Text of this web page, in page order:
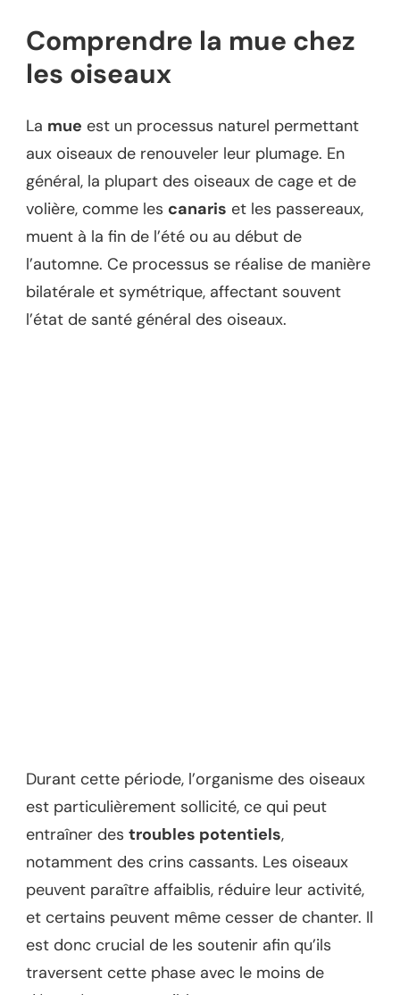
Comprendre la mue chez
les oiseaux
La mue est un processus naturel permettant
aux oiseaux de renouveler leur plumage. En
général, la plupart des oiseaux de cage et de
volière, comme les canaris et les passereaux,
muent à la fin de l’été ou au début de
l’automne. Ce processus se réalise de manière
bilatérale et symétrique, affectant souvent
l’état de santé général des oiseaux.
Durant cette période, l’organisme des oiseaux
est particulièrement sollicité, ce qui peut
entraîner des troubles potentiels,
notamment des crins cassants. Les oiseaux
peuvent paraître affaiblis, réduire leur activité,
et certains peuvent même cesser de chanter. Il
est donc crucial de les soutenir afin qu’ils
traversent cette phase avec le moins de